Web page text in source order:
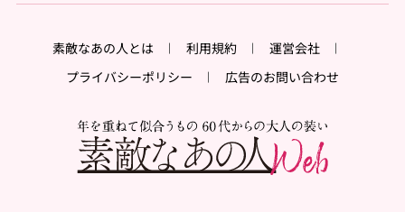
素敵なあの人とは 利用規約
運営会社
プライバシーポリシー
広告のお問い合わせ